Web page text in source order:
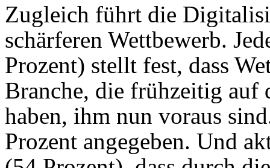
Zugleich führt die
schärferen Wettbewerb.
Prozent) stellt fest, dass
Branche, die frühzeitig auf
haben, ihm nun voraus
Prozent angegeben. Und